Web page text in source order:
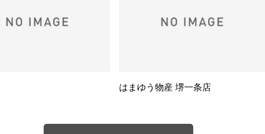
はまゆう物産 堺一条店